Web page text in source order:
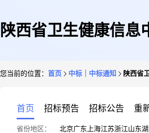
陕西省卫生健康信息
您当前的位置： 首页 中标｜中标通知 陕西省
首页 招标预告 招标公告 重
省份地区： 北京广东 上海江苏浙江山东